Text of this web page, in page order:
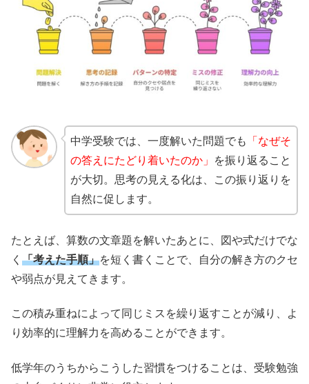
中学受験では、一度解いた問題でも 「なぜそ
の答えにたどり着いたのか」
を振り返ること
が大切。思考の見える化は、この振り返りを
自然に促します。
たとえば、算数の文章題を解いたあとに、図や式だけでな
く 「考えた手順」を短く書くことで、自分の解き方のクセ
や弱点が見えてきます。
この積み重ねによって同じミスを繰り返すことが減り、よ
り効率的に理解力を高めることができます。
低学年のうちからこうした習慣をつけることは、受験勉強